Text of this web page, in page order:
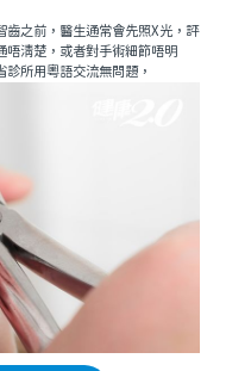
之前，醫生通常會先照X光，評
唔清楚，或者對手術細節唔明
所用粵語交流無問題，